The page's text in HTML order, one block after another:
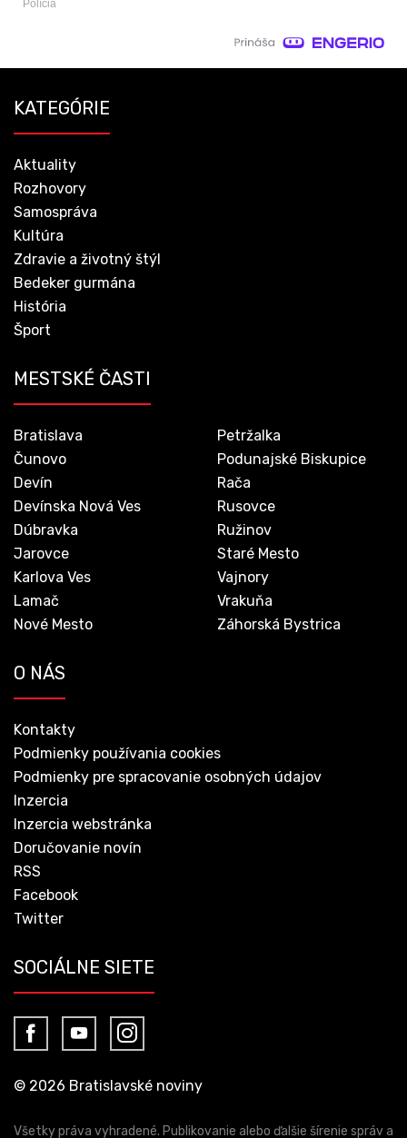
Polícia
KATEGÓRIE
Aktuality
Rozhovory
Samospráva
Kultúra
Zdravie a životný štýl
Bedeker gurmána
História
Šport
MESTSKÉ ČASTI
Bratislava
Čunovo
Devín
Devínska Nová Ves
Dúbravka
Jarovce
Karlova Ves
Lamač
Nové Mesto
Petržalka
Podunajské Biskupice
Rača
Rusovce
Ružinov
Staré Mesto
Vajnory
Vrakuňa
Záhorská Bystrica
O NÁS
Kontakty
Podmienky používania cookies
Podmienky pre spracovanie osobných údajov
Inzercia
Inzercia webstránka
Doručovanie novín
RSS
Facebook
Twitter
SOCIÁLNE SIETE
© 2026 Bratislavské noviny
Všetky práva vyhradené. Publikovanie alebo ďalšie šírenie správ a